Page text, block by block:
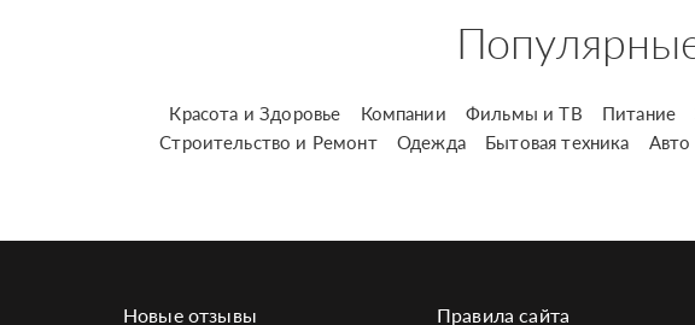
Красота и Здоровье Компании Фильмы и ТВ Питание
Строительство и Ремонт
Одежда Бытовая техника Авто
Новые отзывы Правила сайта